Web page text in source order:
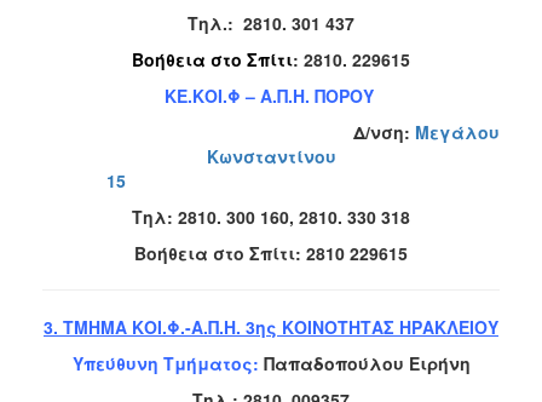
Tηλ.: 2810. 301 437
Βοήθεια στο Σπίτι: 2810. 229615
ΚΕ.ΚΟΙ.Φ – Α.Π.Η. ΠΟΡΟΥ
Δ/νση: Μεγάλου
Κωνσταντίνου
15
Tηλ: 2810. 300 160, 2810. 330 318
Βοήθεια στο Σπίτι: 2810 229615
3. ΤΜΗΜΑ ΚΟΙ.Φ.-Α.Π.Η. 3ης ΚΟΙΝΟΤΗΤΑΣ ΗΡΑΚΛΕΙΟΥ
Υπεύθυνη Τμήματος: Παπαδοπούλου Ειρήνη